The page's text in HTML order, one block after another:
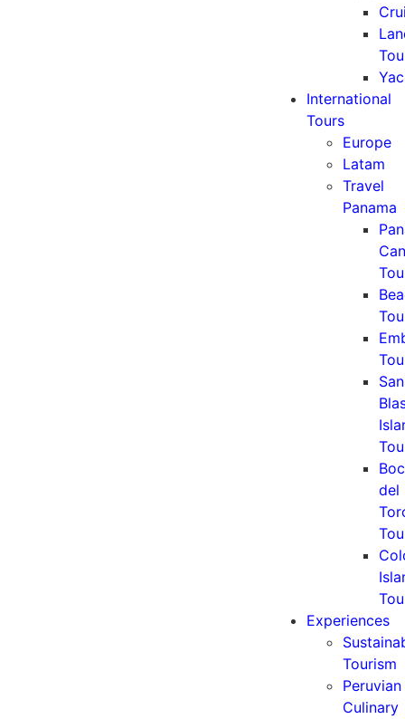
International
Tours
Europe
Latam
Travel
Panama
San
del
Experiences
Tourism
Peruvian
Culinary